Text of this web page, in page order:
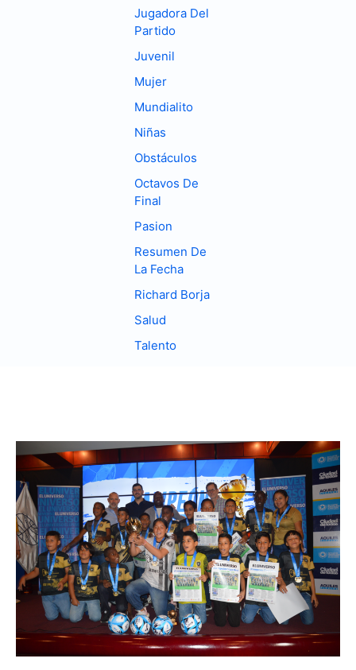
Jugadora Del
Partido
Juvenil
Mujer
Mundialito
Niñas
Obstáculos
Octavos De
Final
Pasion
Resumen De
La Fecha
Richard Borja
Salud
Talento